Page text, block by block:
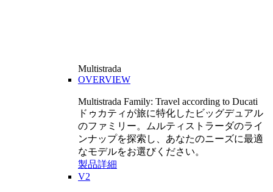
Multistrada
OVERVIEW
Multistrada Family: Travel according to Ducati
ドゥカティが旅に特化したビッグデュアル
のファミリー。ムルティストラーダのライ
ンナップを探索し、あなたのニーズに最適
なモデルをお選びください。
製品詳細
V2